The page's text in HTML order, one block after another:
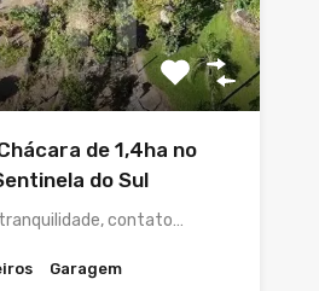
de 1,4ha no
do Sul
contato…
Garagem